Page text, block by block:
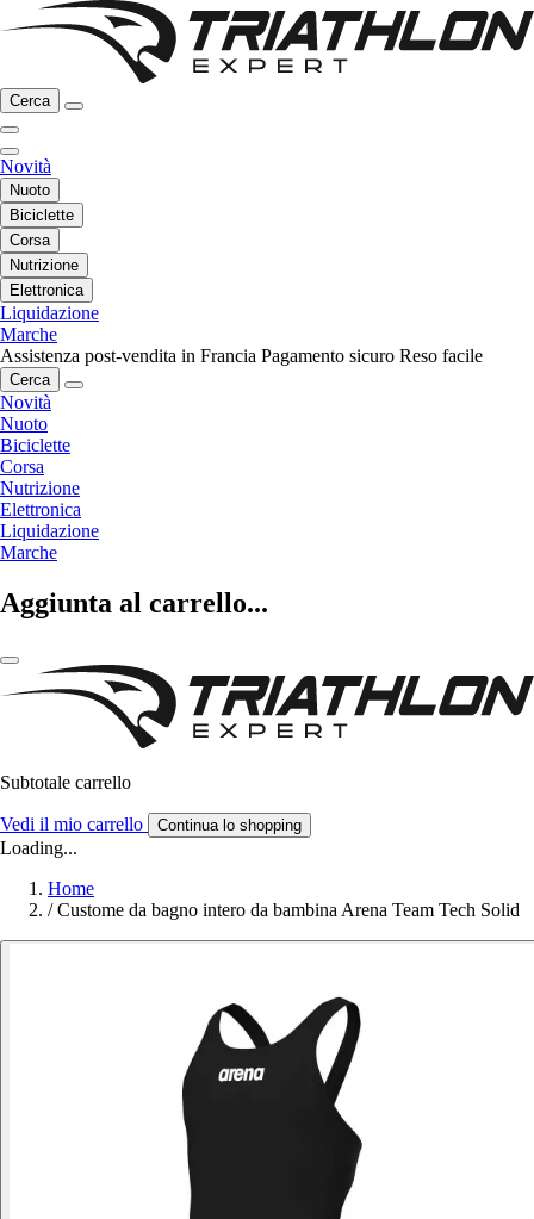
Cerca
Novità
Nuoto
Biciclette
Corsa
Nutrizione
Elettronica
Liquidazione
Marche
Assistenza post-vendita in Francia Pagamento sicuro Reso facile
Cerca
Novità
Nuoto
Biciclette
Corsa
Nutrizione
Elettronica
Liquidazione
Marche
Aggiunta al carrello...
Subtotale carrello
Vedi il mio carrello Continua lo shopping
Loading...
Home
/ Custome da bagno intero da bambina Arena Team Tech Solid